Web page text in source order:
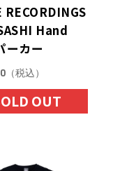
RECORDINGS
Hand
ーカー
（税込）
OUT